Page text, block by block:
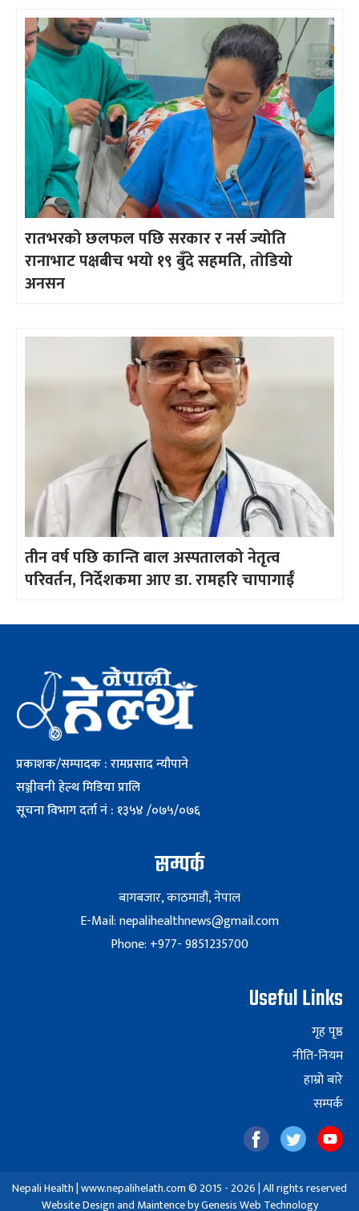
रातभरको छलफल पछि सरकार र नर्स ज्योति
रानाभाट पक्षबीच भयो १९ बुँदे सहमति, तोडियो
अनसन
तीन वर्ष पछि कान्ति बाल अस्पतालको नेतृत्व
परिवर्तन, निर्देशकमा आए डा. रामहरि चापागाईँ
प्रकाशक/सम्पादक : रामप्रसाद न्यौपाने
सञ्जीवनी हेल्थ मिडिया प्रालि
सूचना विभाग दर्ता नं : १३५४ /०७५/०७६
सम्पर्क
बागबजार, काठमाडौं, नेपाल
E-Mail: nepalihealthnews@gmail.com
Phone: +977- 9851235700
Useful Links
गृह पृष्ठ
नीति-नियम
हाम्रो बारे
सम्पर्क
Nepali Health | www.nepalihelath.com © 2015 - 2026 | All rights reserved
Website Design and Maintence byGenesis Web Technology